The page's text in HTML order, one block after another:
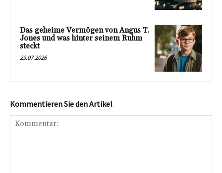
Das geheime Vermögen von Angus T.
Jones und was hinter seinem Ruhm
steckt
29.07.2026
Kommentieren Sie den Artikel